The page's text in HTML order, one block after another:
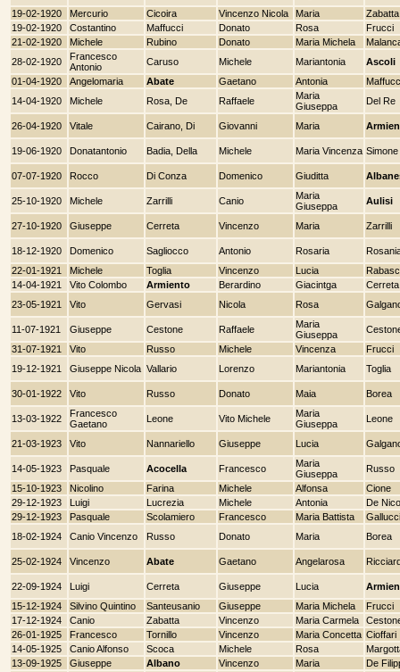
19-02-1920
Mercurio Cicoira Vincenzo Nicola Maria
Zabatta
19-02-1920
Costantino Maffucci Donato Rosa
Frucci
21-02-1920
Michele Rubino Donato Maria Michela
28-02-1920
Francesco
Antonio
Caruso Michele Mariantonia
Ascoli
01-04-1920
Angelomaria Abate Gaetano Antonia
14-04-1920
Michele Rosa, De Raffaele
Maria
Giuseppa
Del Re
26-04-1920 Vitale Cairano, Di Giovanni Maria
19-06-1920 Donatantonio Badia, Della Michele Maria Vincenza Simone
07-07-1920 Rocco Di Conza Domenico Giuditta
25-10-1920 Michele Zarrilli Canio
Maria
Giuseppa
Aulisi
27-10-1920 Giuseppe Cerreta Vincenzo Maria Zarrilli
18-12-1920 Domenico Sagliocco Antonio Rosaria
22-01-1921
Michele Toglia Vincenzo Lucia
14-04-1921
Vito Colombo Armiento Berardino Giacintga
Cerreta
23-05-1921
Vito Gervasi Nicola Rosa
11-07-1921 Giuseppe Cestone Raffaele
Maria
Giuseppa
31-07-1921
Vito Russo Michele Vincenza
Frucci
19-12-1921
Giuseppe Nicola Vallario Lorenzo Mariantonia Toglia
30-01-1922 Vito Russo Donato Maia Borea
13-03-1922
Francesco
Gaetano
Leone Vito Michele
Maria
Giuseppa
Leone
21-03-1923 Vito Nannariello Giuseppe Lucia
14-05-1923 Pasquale Acocella Francesco
Maria
Giuseppa
Russo
15-10-1923
Nicolino Farina Michele Alfonsa
Cione
29-12-1923
Luigi Lucrezia Michele Antonia
De
29-12-1923
Pasquale Scolamiero Francesco Maria Battista
Gallucci
18-02-1924
Canio Vincenzo Russo Donato Maria Borea
25-02-1924 Vincenzo Abate Gaetano Angelarosa
22-09-1924 Luigi Cerreta Giuseppe Lucia
15-12-1924
Silvino Quintino Santeusanio Giuseppe Maria Michela
Frucci
17-12-1924
Canio Zabatta Vincenzo Maria Carmela
26-01-1925
Francesco Tornillo Vincenzo Maria Concetta Cioffari
14-05-1925
Canio Alfonso Scoca Michele Rosa
13-09-1925
Giuseppe Albano Vincenzo Maria
De